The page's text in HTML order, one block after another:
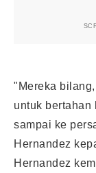
"Mereka
untuk bertahan
sampai ke
Hernandez
Hernandez